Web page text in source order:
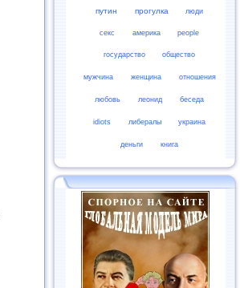
путин прогулка люди
секс америка people
государство общество
мужчина женщина отношения
любовь леонид беседа
idiots либералы украина
деньги книга